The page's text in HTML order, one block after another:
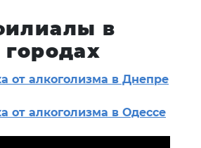
в
от алкоголизма в Днепре
от алкоголизма в Одессе